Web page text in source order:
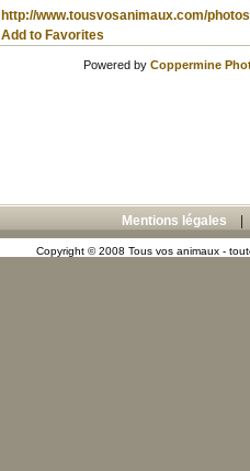
http://www.tousvosanimaux.com/
Add to Favorites
Powered by Coppermine
Mentions légales
Copyright © 2008 Tous vos animaux -